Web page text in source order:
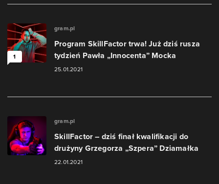
1
gram.pl
Program SkillFactor trwa! Już dziś rusza
tydzień Pawła „Innocenta” Mocka
25.01.2021
gram.pl
SkillFactor – dziś finał kwalifikacji do
drużyny Grzegorza „Szpera” Dziamałka
22.01.2021